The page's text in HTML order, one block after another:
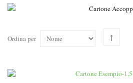
Ordina per